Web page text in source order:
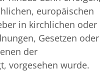
europäischen
in kirchlichen oder
Gesetzen oder
der
vorgesehen wurde.